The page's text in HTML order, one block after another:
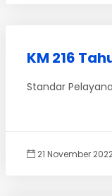
KM 216
Standar
21 November